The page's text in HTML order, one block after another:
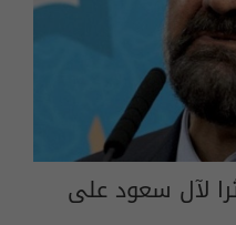
لآل سعود على